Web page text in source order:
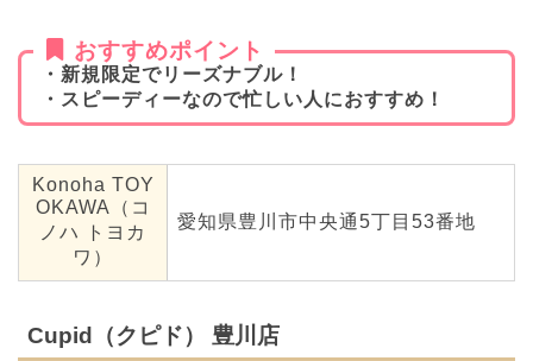
おすすめポイント
・新規限定でリーズナブル！
・スピーディーなので忙しい人におすすめ！
Konoha TOY
OKAWA（コ
ノハ トヨカ
ワ）
愛知県豊川市中央通5丁⽬53番地
Cupid（クピド） 豊川店